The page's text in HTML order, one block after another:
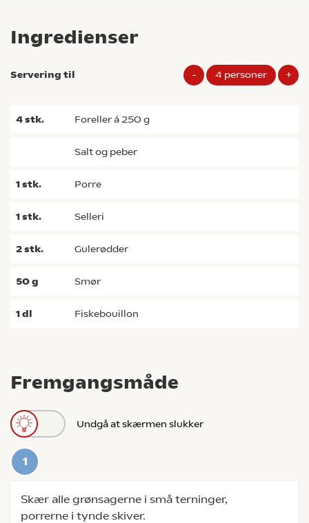
Fremgangsmåde
Undgå at skærmen slukker
Skær alle grønsagerne i små terninger,
porrerne i tynde skiver.
Ingredienser
Servering til - 4 personer +
4stk. foreller á 250 g
salt og peber
1stk. porre
1stk. selleri
2stk. gulerødder
50g smør
1dl fiskebouillon